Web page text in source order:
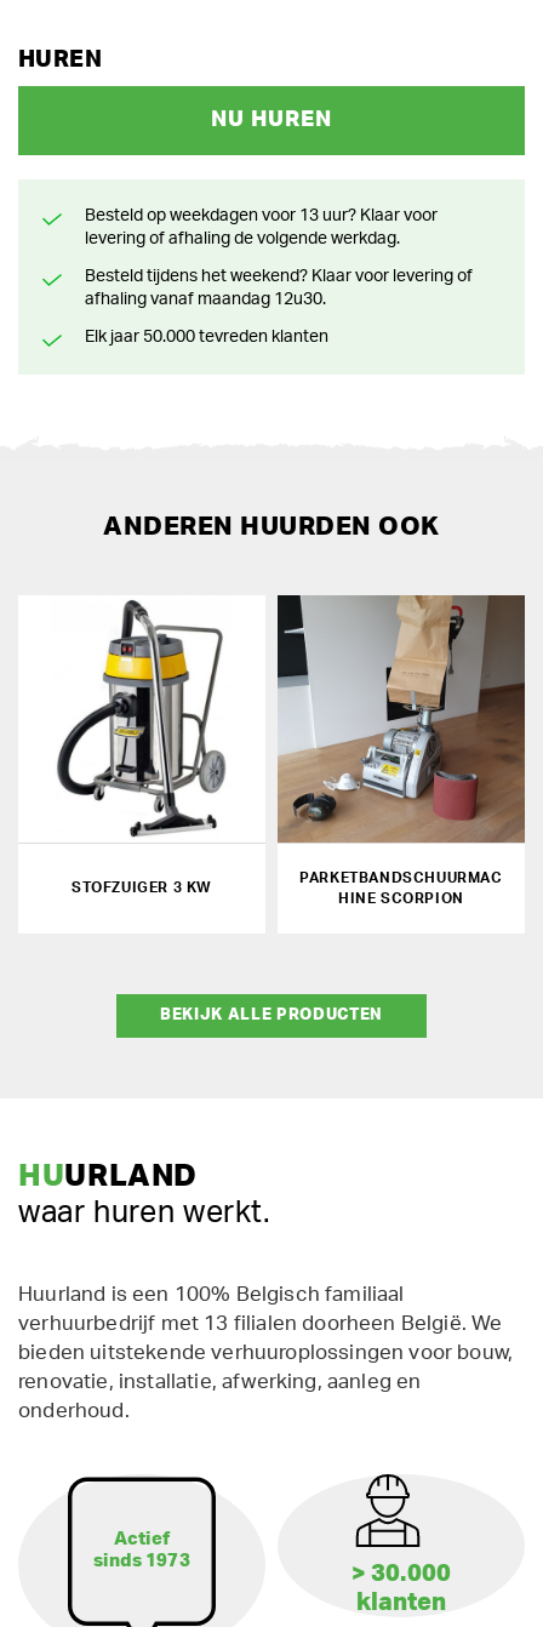
HUREN
NU HUREN
Besteld op weekdagen voor 13 uur? Klaar voor
levering of afhaling de volgende werkdag.
Besteld tijdens het weekend? Klaar voor levering of
afhaling vanaf maandag 12u30.
Elk jaar 50.000 tevreden klanten
ANDEREN HUURDEN OOK
STOFZUIGER 3 KW
PARKETBANDSCHUURMAC
HINE SCORPION
BEKIJK ALLE PRODUCTEN
HUURLAND
waar huren werkt.
Huurland is een 100% Belgisch familiaal
verhuurbedrijf met 13 filialen doorheen België. We
bieden uitstekende verhuuroplossingen voor bouw,
renovatie, installatie, afwerking, aanleg en
onderhoud.
Actief
sinds 1973
> 30.000
klanten